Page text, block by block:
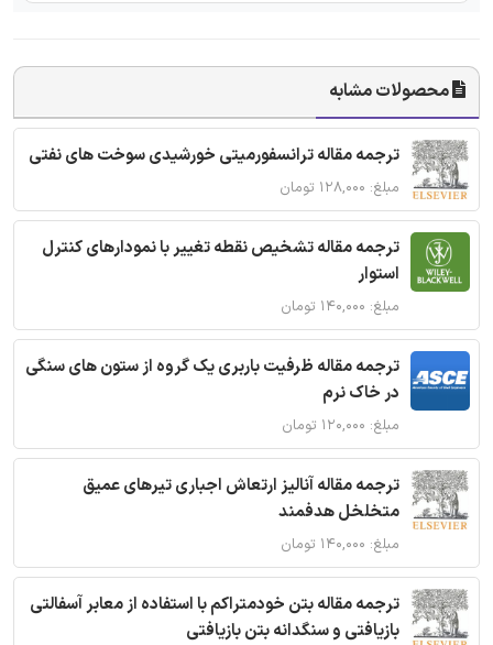
محصولات مشابه
ترجمه مقاله ترانسفورمیتی خورشیدی سوخت های نفتی
مبلغ: ۱۲۸,۰۰۰ تومان
ترجمه مقاله تشخیص نقطه تغییر با نمودارهای کنترل
استوار
مبلغ: ۱۴۰,۰۰۰ تومان
ترجمه مقاله ظرفیت باربری یک گروه از ستون های سنگی
در خاک نرم
مبلغ: ۱۲۰,۰۰۰ تومان
ترجمه مقاله آنالیز ارتعاش اجباری تیرهای عمیق
متخلخل هدفمند
مبلغ: ۱۴۰,۰۰۰ تومان
ترجمه مقاله بتن خودمتراکم با استفاده از معابر آسفالتی
بازیافتی و سنگدانه بتن بازیافتی